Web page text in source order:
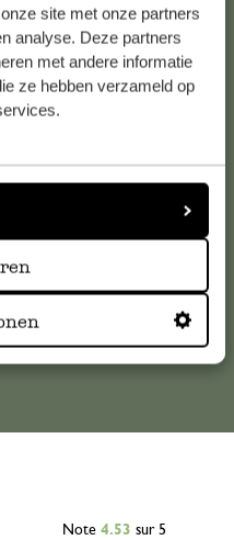
site met onze partners
analyse. Deze partners
met andere informatie
ze hebben verzameld op
fréquemment posées.
Note 4.53 sur 5